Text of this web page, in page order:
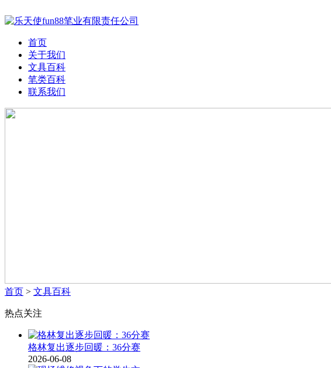
首页
关于我们
文具百科
笔类百科
联系我们
首页 > 文具百科
热点关注
格林复出逐步回暖：36分赛
2026-06-08